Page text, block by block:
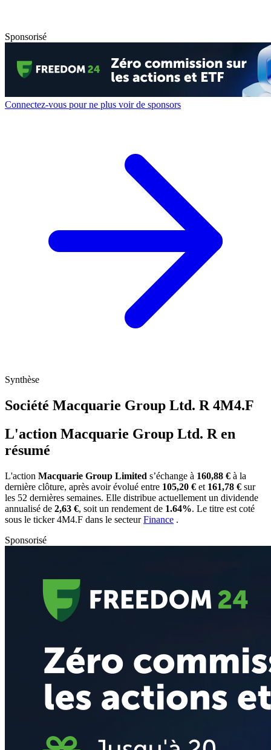
Sponsorisé
Connectez-vous pour ne plus voir de sponsors
Synthèse
Société Macquarie Group Ltd. R 4M4.F
L'action Macquarie Group Ltd. R en
résumé
L'action Macquarie Group Limited s’échange à 160,88 € à la
dernière clôture, après avoir évolué entre 105,20 € et 161,78 € sur
les 52 dernières semaines. Elle distribue actuellement un dividende
annualisé de 2,63 €, soit un rendement de 1.64%. Le titre est coté
sous le ticker4M4.F dans le secteurFinance .
Sponsorisé